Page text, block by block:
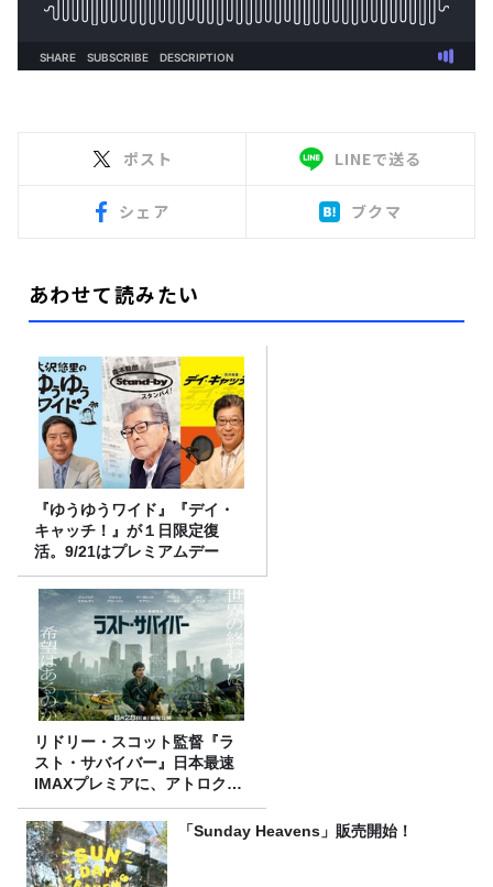
ポスト LINEで送る
シェア ブクマ
あわせて読みたい
『ゆうゆうワイド』『デイ・
キャッチ！』が１日限定復
活。9/21はプレミアムデー
リドリー・スコット監督『ラ
スト・サバイバー』日本最速
IMAXプレミアに、アトロクリ
スナー60名をご招待！
「Sunday Heavens」販売開始！